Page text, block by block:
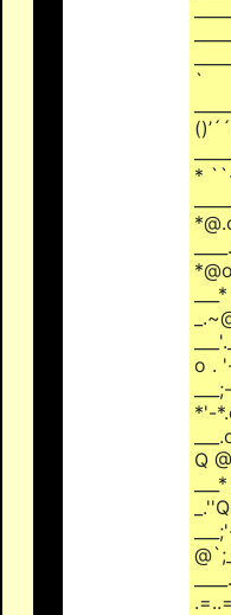
`
*
o .
*'-
Q